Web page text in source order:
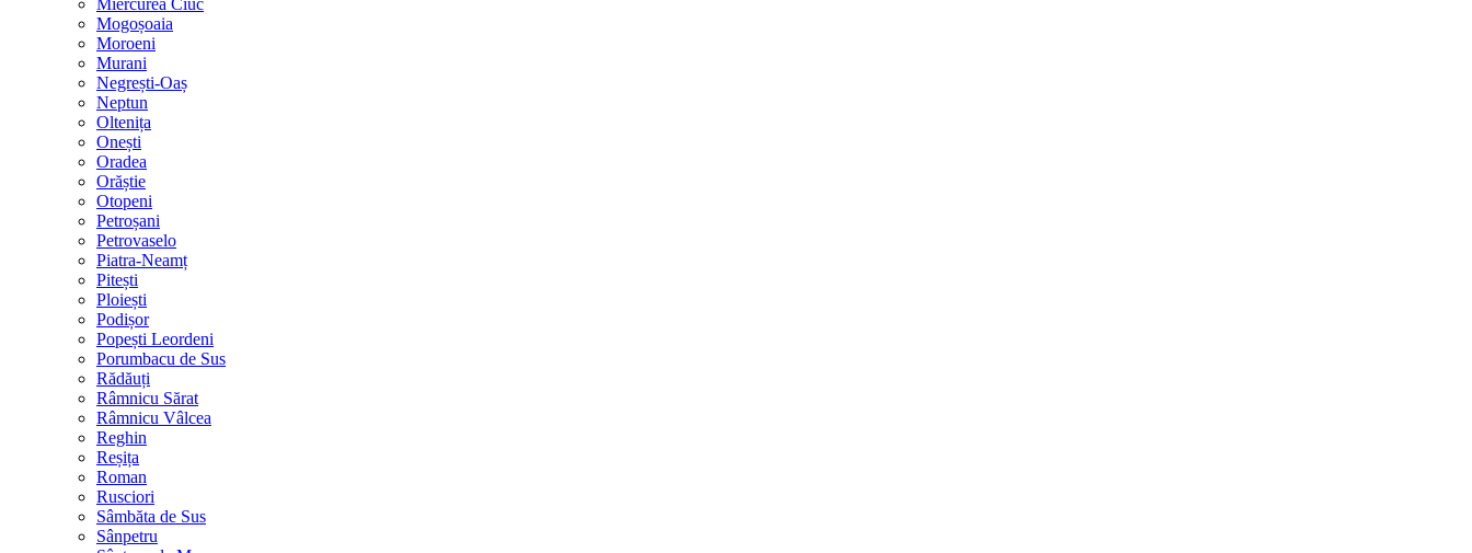
Miercurea Ciuc
Mogoșoaia
Moroeni
Murani
Negrești-Oaș
Neptun
Oltenița
Onești
Oradea
Orăștie
Otopeni
Petroșani
Petrovaselo
Piatra-Neamț
Pitești
Ploiești
Podișor
Popești Leordeni
Porumbacu de Sus
Rădăuți
Râmnicu Sărat
Râmnicu Vâlcea
Reghin
Reșița
Roman
Rusciori
Sâmbăta de Sus
Sânpetru